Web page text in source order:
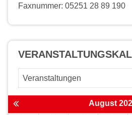
Faxnummer: 05251 28 89 190
August